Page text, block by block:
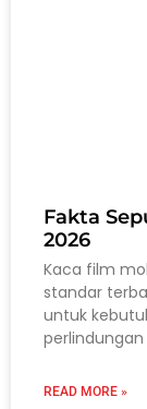
Fakta
2026
Kaca film
standar
untuk
perlindungan
READ MORE »